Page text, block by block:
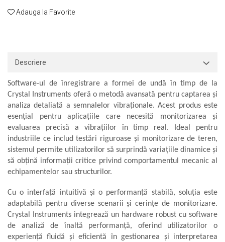
Senzori
Senzori seismici
Display-uri Industriale
PC-uri Industriale
Computere Industriale
Tablete Industriale
Laptopuri Industriale
Robotică
Echilibrări
Sonometrie
Aliniere geometrică
Adauga la Favorite
Descriere
Software-ul de înregistrare a formei de undă în timp de la
Crystal Instruments oferă o metodă avansată pentru captarea și
analiza detaliată a semnalelor vibraționale. Acest produs este
esențial pentru aplicațiile care necesită monitorizarea și
evaluarea precisă a vibrațiilor în timp real. Ideal pentru
industriile ce includ testări riguroase și monitorizare de teren,
sistemul permite utilizatorilor să surprindă variațiile dinamice și
să obțină informații critice privind comportamentul mecanic al
echipamentelor sau structurilor.
Cu o interfață intuitivă și o performanță stabilă, soluția este
adaptabilă pentru diverse scenarii și cerințe de monitorizare.
Crystal Instruments integrează un hardware robust cu software
de analiză de înaltă performanță, oferind utilizatorilor o
experiență fluidă și eficientă în gestionarea și interpretarea